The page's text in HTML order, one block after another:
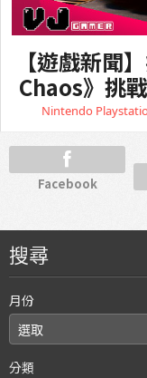
【遊戲新聞
Chaos》挑
Nintendo
Facebook
搜尋
月份
分類